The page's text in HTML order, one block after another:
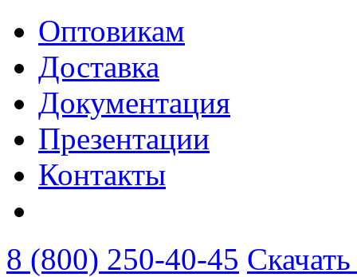
Оптовикам
Доставка
Документация
Презентации
Контакты
8 (800) 250-40-45